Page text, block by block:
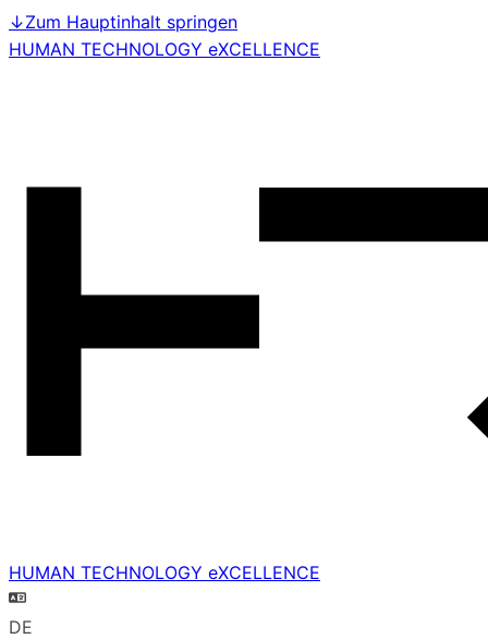
↓Zum Hauptinhalt springen
HUMAN TECHNOLOGY eXCELLENCE
HUMAN TECHNOLOGY eXCELLENCE
DE